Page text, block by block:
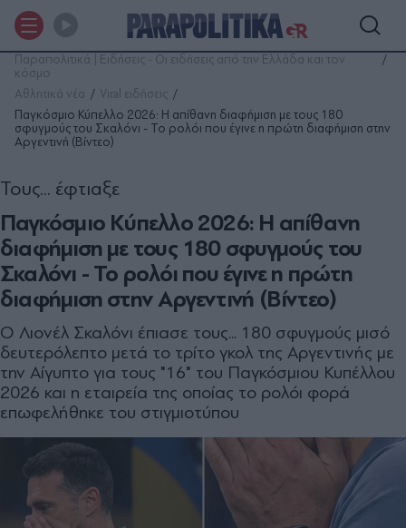
Παραπολιτικά | Ειδήσεις - Οι ειδήσεις από την Ελλάδα και τον
κόσμο
Αθλητικά νέα
Viral ειδήσεις
Παγκόσμιο Κύπελλο 2026: Η απίθανη διαφήμιση με τους 180
σφυγμούς του Σκαλόνι - Το ρολόι που έγινε η πρώτη διαφήμιση στην
Αργεντινή (Βίντεο)
Παγκόσμιο Κύπελλο 2026: Η απίθανη
διαφήμιση με τους 180 σφυγμούς του
Σκαλόνι - Το ρολόι που έγινε η πρώτη
διαφήμιση στην Αργεντινή (Βίντεο)
Τους... έφτιαξε
Ο Λιονέλ Σκαλόνι έπιασε τους... 180 σφυγμούς μισό
δευτερόλεπτο μετά το τρίτο γκολ της Αργεντινής με
την Αίγυπτο για τους "16" του Παγκόσμιου Κυπέλλου
2026 και η εταιρεία της οποίας το ρολόι φορά
επωφελήθηκε του στιγμιοτύπου